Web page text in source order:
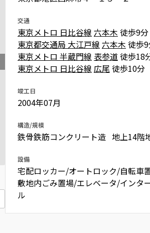
以外)交通
東京メトロ 日比谷線 六本木 徒歩9分
東京都交通局 大江戸線 六本木 徒歩
東京メトロ 半蔵門線 表参道徒歩18
東京メトロ 日比谷線 広尾 徒歩10分
竣工日
2004年07月
構造/規模
鉄骨鉄筋コンクリート造 地上14階
設備
宅配ロッカー/オートロック/自転車
敷地内ごみ置場/エレベータ/インタ
ル